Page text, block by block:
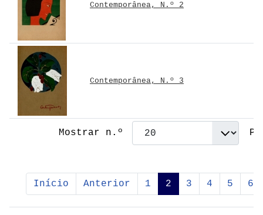
Mostrar n.º
Início Anterior 1 2 3 4 5 6
Contemporânea, N.º 2
Contemporânea, N.º 3